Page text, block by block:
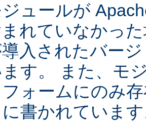
ュールが
れていなかっ
入されたバー
す。 また、モ
ォームにのみ
書かれていま